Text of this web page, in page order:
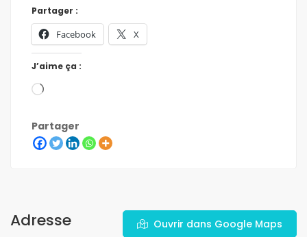
Partager :
Facebook X
J’aime ça :
Partager
Adresse Ouvrir dans Google Maps